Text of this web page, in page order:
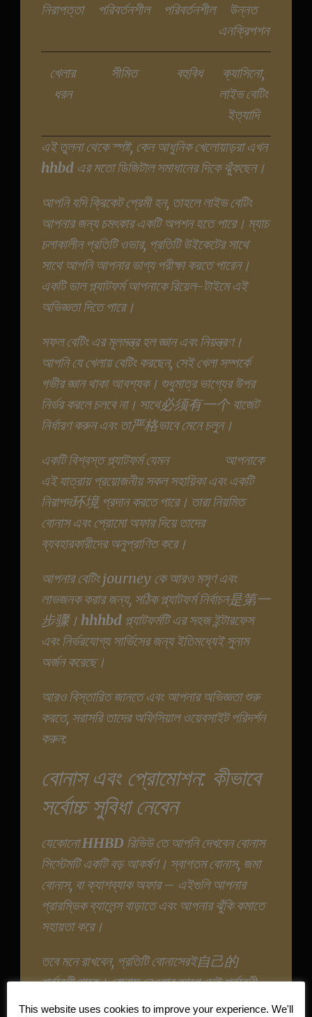
নিরাপত্তা পরিবর্তনশীল পরিবর্তনশীল
উন্নত
এনক্রিপশন
খেলার
ধরন
সীমিত বহুবিধ
ক্যাসিনো,
লাইভ বেটিং
ইত্যাদি
এই তুলনা থেকে স্পষ্ট, কেন আধুনিক খেলোয়াড়রা এখন
hhbd এর মতো ডিজিটাল সমাধানের দিকে ঝুঁকছেন।
আপনি যদি ক্রিকেট প্রেমী হন, তাহলে লাইভ বেটিং
আপনার জন্য চমৎকার একটি অপশন হতে পারে। ম্যাচ
চলাকালীন প্রতিটি ওভার, প্রতিটি উইকেটের সাথে
সাথে আপনি আপনার ভাগ্য পরীক্ষা করতে পারেন।
একটি ভাল প্ল্যাটফর্ম আপনাকে রিয়েল-টাইমে এই
অভিজ্ঞতা দিতে পারে।
সফল বেটিং এর মূলমন্ত্র হল জ্ঞান এবং নিয়ন্ত্রণ।
আপনি যে খেলায় বেটিং করছেন, সেই খেলা সম্পর্কে
গভীর জ্ঞান থাকা আবশ্যক। শুধুমাত্র ভাগ্যের উপর
নির্ভর করলে চলবে না। সাথে必须有一个 বাজেট
নির্ধারণ করুন এবং তা严格ভাবে মেনে চলুন।
একটি বিশ্বস্ত প্ল্যাটফর্ম যেমন
আপনাকে
এই যাত্রায় প্রয়োজনীয় সকল সহায়িকা এবং একটি
নিরাপদ环境 প্রদান করতে পারে। তারা নিয়মিত
বোনাস এবং প্রোমো অফার দিয়ে তাদের
ব্যবহারকারীদের অনুপ্রাণিত করে।
আপনার বেটিং journey কে আরও মসৃণ এবং
লাভজনক করার জন্য, সঠিক প্ল্যাটফর্ম নির্বাচন是第一
步骤। hhhbd প্ল্যাটফর্মটি এর সহজ ইন্টারফেস
এবং নির্ভরযোগ্য সার্ভিসের জন্য ইতিমধ্যেই সুনাম
অর্জন করেছে।
আরও বিস্তারিত জানতে এবং আপনার অভিজ্ঞতা শুরু
করতে, সরাসরি তাদের অফিসিয়াল ওয়েবসাইট পরিদর্শন
করুন:
বোনাস এবং প্রোমোশন: কীভাবে
সর্বোচ্চ সুবিধা নেবেন
যেকোনোHHBD রিভিউ তে আপনি দেখবেন বোনাস
সিস্টেমটি একটি বড় আকর্ষণ। স্বাগতম বোনাস, জমা
বোনাস, বা ক্যাশব্যাক অফার – এইগুলি আপনার
প্রারম্ভিক ব্যালেন্স বাড়াতে এবং আপনার ঝুঁকি কমাতে
সহায়তা করে।
তবে মনে রাখবেন, প্রতিটি বোনাসেরই自己的
শর্তাবলী থাকে। বোনাস নেওয়ার আগে সেই শর্তাবলী,
যেমন ওয়েজারিং রিকোয়ারমেন্ট, ভালো করে পড়ে নিন।
This website uses cookies to improve your experience. We'll